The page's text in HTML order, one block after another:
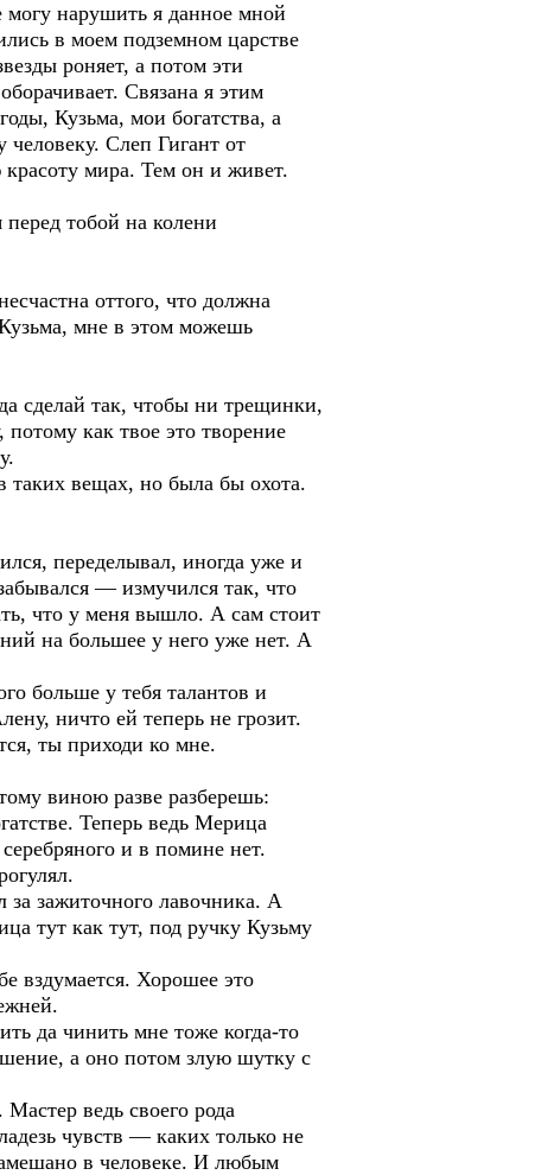
нарушить я данное мной
в моем подземном царстве
роняет, а потом эти
Связана я этим
Кузьма, мои богатства, а
Слеп Гигант от
красоту мира. Тем он и живет.
тобой на колени
оттого, что должна
мне в этом можешь
сделай так, чтобы ни трещинки,
как твое это творение
вещах, но была бы охота.
переделывал, иногда уже и
— измучился так, что
что у меня вышло. А сам стоит
на большее у него уже нет. А
больше у тебя талантов и
ничто ей теперь не грозит.
ты приходи ко мне.
виною разве разберешь:
Теперь ведь Мерица
и в помине нет.
за зажиточного лавочника. А
тут как тут, под ручку Кузьму
вздумается. Хорошее это
да чинить мне тоже когда-то
а оно потом злую шутку с
ведь своего рода
чувств — каких только не
в человеке. И любым